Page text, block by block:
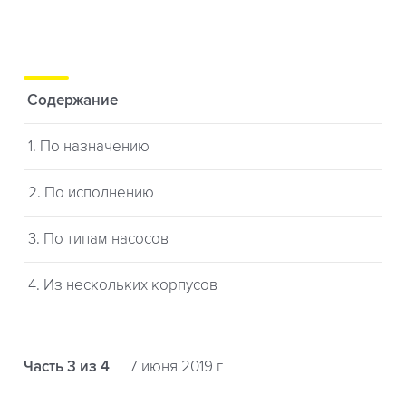
Содержание
1. По назначению
2. По исполнению
3. По типам насосов
4. Из нескольких корпусов
Часть 3 из 4 7 июня 2019 г